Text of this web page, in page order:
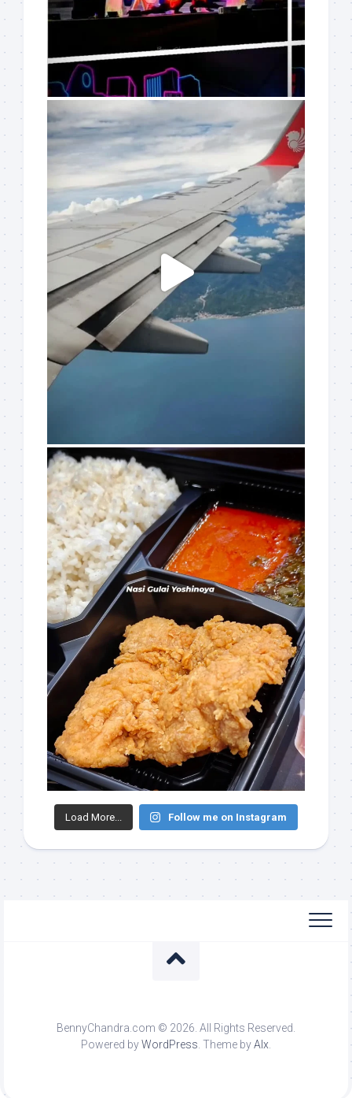
Load More... Follow me on Instagram
BennyChandra.com © 2026. All Rights Reserved.
Powered byWordPress . Theme byAlx